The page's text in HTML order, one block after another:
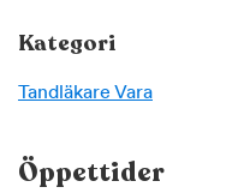
Kategori
Tandläkare Vara
Öppettider